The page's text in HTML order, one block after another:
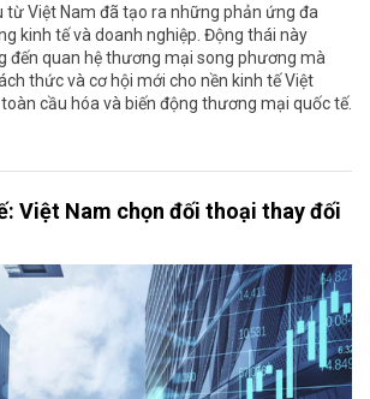
từ Việt Nam đã tạo ra những phản ứng đa
kinh tế và doanh nghiệp. Động thái này
đến quan hệ thương mại song phương mà
thức và cơ hội mới cho nền kinh tế Việt
cầu hóa và biến động thương mại quốc tế.
Việt Nam chọn đối thoại thay đối